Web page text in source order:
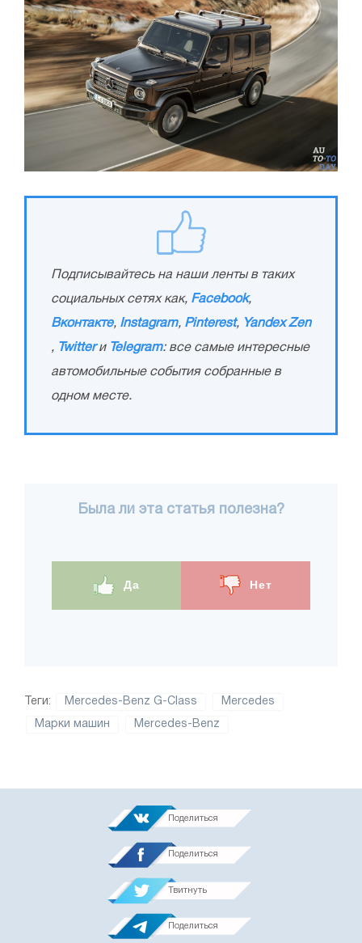
Подписывайтесь на наши ленты в таких
социальных сетях как, Facebook,
Вконтакте, Instagram, Pinterest, Yandex Zen
, Twitterи Telegram: все самые интересные
автомобильные события собранные в
одном месте.
Была ли эта статья полезна?
Да Нет
Теги: Mercedes-Benz G-Class Mercedes
Марки машин Mercedes-Benz
Поделиться
Поделиться
Твитнуть
Поделиться